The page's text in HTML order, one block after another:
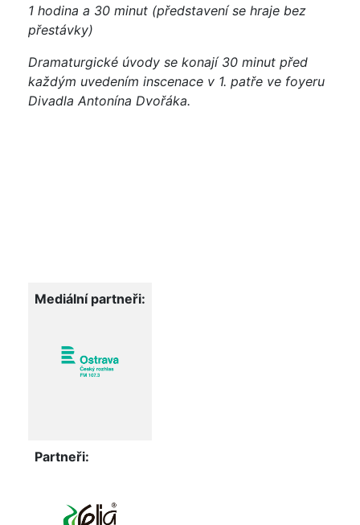
1 hodina a 30 minut (představení se hraje bez
přestávky)
Dramaturgické úvody se konají 30 minut před
každým uvedením inscenace v 1. patře ve foyeru
Divadla Antonína Dvořáka.
Mediální partneři:
Partneři: